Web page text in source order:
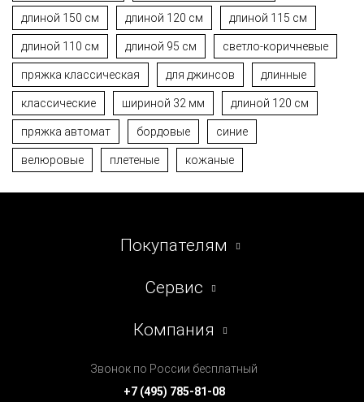
длиной 150 см длиной 120 см длиной 115 см
длиной 110 см длиной 95 см светло-коричневые
пряжка классическая для джинсов длинные
классические шириной 32 мм длиной 120 см
пряжка автомат бордовые синие
велюровые плетеные кожаные
Покупателям
Сервис
Компания
Звонок по России бесплатный
+7 (495) 785-81-08